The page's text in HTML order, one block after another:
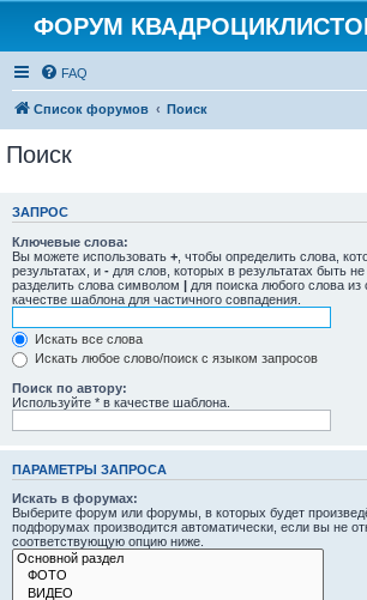
ФОРУМ
FAQ
Список форумов Поиск
Поиск
ЗАПРОС
Ключевые слова:
Вы можете использовать + , чтобы определить слова,
результатах, и - для слов, которых в результатах быть
разделить слова символом | для поиска любого слова из
качестве шаблона для частичного совпадения.
Искать все слова
Искать любое слово/поиск с языком запросов
Поиск по автору:
Используйте * в качестве шаблона.
ПАРАМЕТРЫ ЗАПРОСА
Искать в форумах:
Выберите форум или форумы, в которых будет
подфорумах производится автоматически, если вы не
соответствующую опцию ниже.